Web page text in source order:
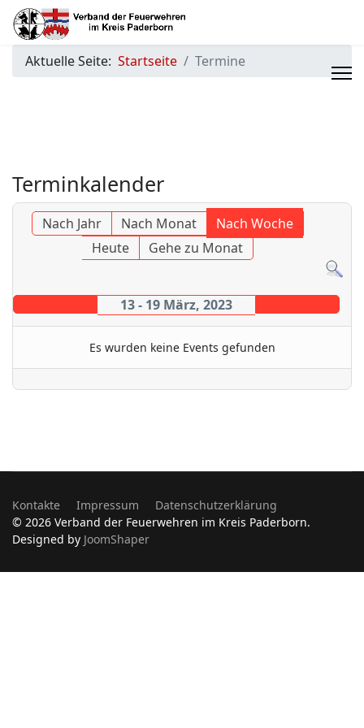
Aktuelle Seite: Startseite Termine
Terminkalender
Nach Jahr Nach Monat
Nach Woche
Heute
Gehe zu Monat
13 - 19 März, 2023
Es wurden keine Events gefunden
Kontakte Impressum
Datenschutzerklärung
© 2026 Verband der Feuerwehren im Kreis Paderborn.
Designed by JoomShaper